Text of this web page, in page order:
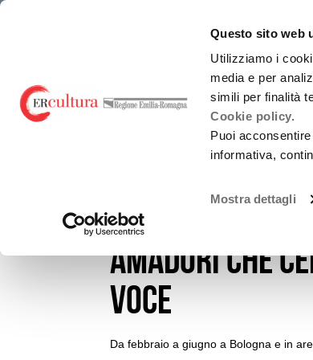
Questo sito web
Utilizziamo i
media e per
simili per finalità
Cookie policy.
Puoi
informativa,
Mostra dettagli
Torna
Cerca
Salta
Salta
Promozione
CHI SIAMO
Utilizzo loghi
NOTIZIE
La parola e la
Amadori che
voce
Da febbraio a giugno a Bologna e in